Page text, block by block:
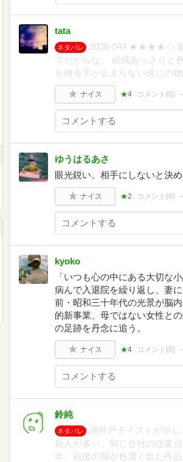
tata
ネタバレ
2026-044 ★★★★☆ 最
てたからな。 結構あっさりと
を捲る手が止まらない感じの物
ナイス ★4 コメント(0)
ゆうはるあさ
眼光鋭い。相手にしないと決
ナイス ★2 コメント(0)
kyoko
「いつも心の中にある大切
病んで入退院を繰り返し、妻
前・昭和三十年代の光景が脳
的新事業、母ではない女性と
の足跡を丹念に追う。
ナイス ★4 コメント(0)
鈴純
ネタバレ
池井戸テイストが珍
殺人が多い。同じ会社の従業
年、戦後の闇が色濃く出た作